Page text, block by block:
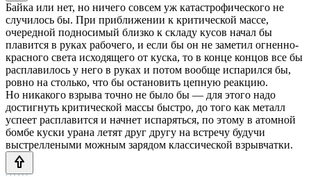
Байка или нет, но ничего совсем уж катастрофического не
случилось бы. При приближении к критической массе,
очередной подносимый близко к складу кусов начал бы
плавится в руках рабочего, и если бы он не заметил огненно-
красного света исходящего от куска, то в конце концов все бы
расплавилось у него в руках и потом вообще испарился бы,
ровно на столько, что бы остановить цепную реакцию.
Но никакого взрыва точно не было бы — для этого надо
достигнуть критической массы быстро, до того как металл
успеет расплавится и начнет испаряться, по этому в атомной
бомбе куски урана летят друг другу на встречу будучи
выстреллеными можным зарядом классической взрывчатки.